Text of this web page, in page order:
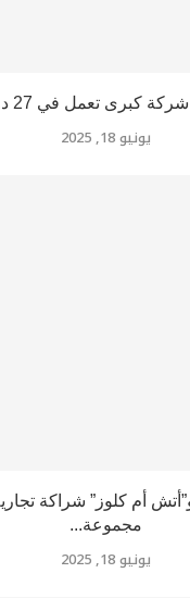
كبرى تعمل في 27 دولة حول...
يونيو 18, 2025
أم كلوز” شراكة
مجموعة...
يونيو 18, 2025